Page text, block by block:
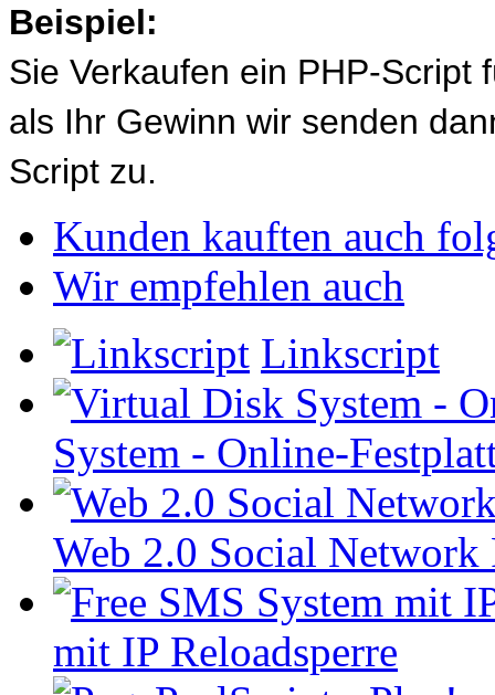
Beispiel:
Sie Verkaufen ein PHP-Script
als Ihr Gewinn wir senden
Script zu.
Kunden kauften auch
Wir empfehlen auch
Linkscript
System - Online-
Web 2.0 Social
mit IP Reloadsperre